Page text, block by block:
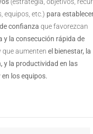
(estrategia, objetivos,
equipos, etc.) para
confianza que favorezcan
y la consecución rápida de
que aumenten el bienestar, la
y la productividad en las
en los equipos.